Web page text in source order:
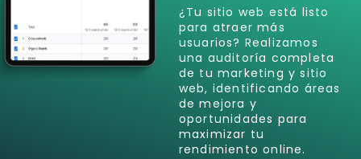
¿Tu sitio web está listo
para atraer más
usuarios? Realizamos
una auditoría completa
de tu marketing y sitio
web, identificando áreas
de mejora y
oportunidades para
maximizar tu
rendimiento online.